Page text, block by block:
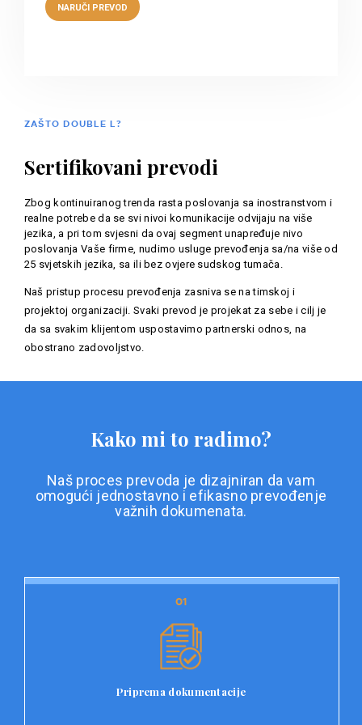
ZAŠTO DOUBLE L?
Sertifikovani prevodi
Zbog kontinuiranog trenda rasta poslovanja sa inostranstvom i
realne potrebe da se svi nivoi komunikacije odvijaju na više
jezika, a pri tom svjesni da ovaj segment unapređuje nivo
poslovanja Vaše firme, nudimo usluge prevođenja sa/na više od
25 svjetskih jezika, sa ili bez ovjere sudskog tumača.
Naš pristup procesu prevođenja zasniva se na timskoj i
projektoj organizaciji. Svaki prevod je projekat za sebe i cilj je
da sa svakim klijentom uspostavimo partnerski odnos, na
obostrano zadovoljstvo.
Kako mi to radimo?
Naš proces prevoda je dizajniran da vam
omogući jednostavno i efikasno prevođenje
važnih dokumenata.
01
Priprema dokumentacije
01
Prvi korak u našem procesu prevoda je priprema
dokumentacije. Korisnici jednostavno učitavaju svoje
dokumenta, kao i specifične zahtjeve za prevod.